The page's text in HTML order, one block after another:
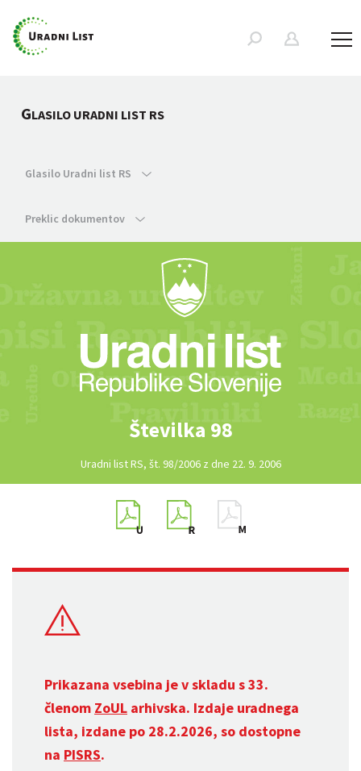
GLASILO URADNI LIST RS
Glasilo Uradni list RS
Preklic dokumentov
Številka 98
Uradni list RS, št. 98/2006 z dne 22. 9. 2006
Prikazana vsebina je v skladu s 33.
členom ZoUL arhivska. Izdaje uradnega
lista, izdane po 28.2.2026, so dostopne
na PISRS.